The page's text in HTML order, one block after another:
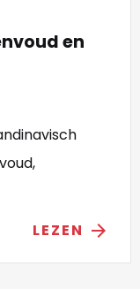
en
LEZEN arrow_forward